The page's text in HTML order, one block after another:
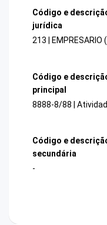
Código e
jurídica
213 | EMPRESARIO
Código e
principal
8888-8/88 |
Código e
secundária
-